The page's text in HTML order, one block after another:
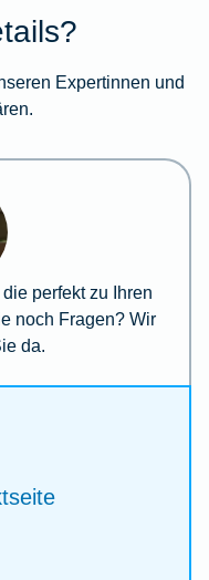
Expertinnen und
perfekt zu Ihren
noch Fragen? Wir
da.